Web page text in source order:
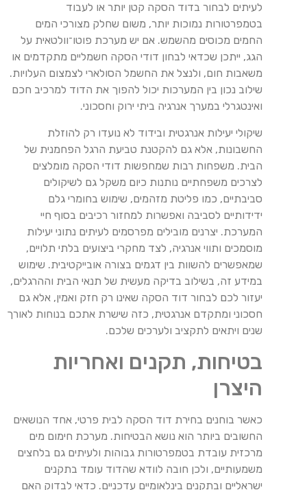
לעיתים לבחור בדוד הסקה קטן יותר או לעבוד
בטמפרטורות נמוכות יותר, משום שחלק מצורכי המים
החמים מכוסים מהשמש. אם יש מערכת פוטו־וולטאית על
הגג, ייתכן שכדאי לבחון דודי הסקה חשמליים מתקדמים או
משאבות חום, ולנצל את החשמל הסולארי לצמצום העלויות.
שילוב נכון בין המערכות יכול להפוך את הדוד למרכיב חכם
ואינטגרלי במערך אנרגיה ביתי ירוק וחסכוני.
שיקולי יעילות אנרגטית ובידוד לא נועדו רק להוזלת
החשבונות, אלא גם להקטנת טביעת הרגל הפחמנית של
הבית. משפחות רבות שמחפשות דודי הסקה מומלצים
לצרכים משפחתיים נותנות כיום משקל גם לשיקולים
סביבתיים, כמו פליטת מזהמים, שימוש בחומרי גלם
ידידותיים לסביבה ואפשרות למחזור רכיבים בסוף חיי
המערכת. יצרנים מובילים מפרסמים לעיתים נתוני יעילות
מוסמכים ותווי אנרגיה, לצד מחקרי ביצועים בלתי תלויים,
שמאפשרים להשוות בין דגמים בצורה אובייקטיבית. שימוש
במידע זה, בשילוב בדיקה מעשית של תנאי הבית וההרגלים,
יעזור לכם לבחור דוד הסקה שאינו רק חזק ואמין, אלא גם
חסכוני ומתקדם אנרגטית, כזה שישרת אתכם בנוחות לאורך
שנים ויתאים לתקציב ולערכים שלכם.
בטיחות, תקנים ואחריות
היצרן
כאשר בוחנים בחירת דוד הסקה לבית פרטי, אחד הנושאים
החשובים ביותר הוא נושא הבטיחות. מערכת חימום מים
מרכזית עובדת בטמפרטורות גבוהות ולעיתים גם בלחצים
משמעותיים, ולכן חובה לוודא שהדוד עומד בתקנים
ישראליים ובתקנים בינלאומיים עדכניים. כדאי לבדוק האם